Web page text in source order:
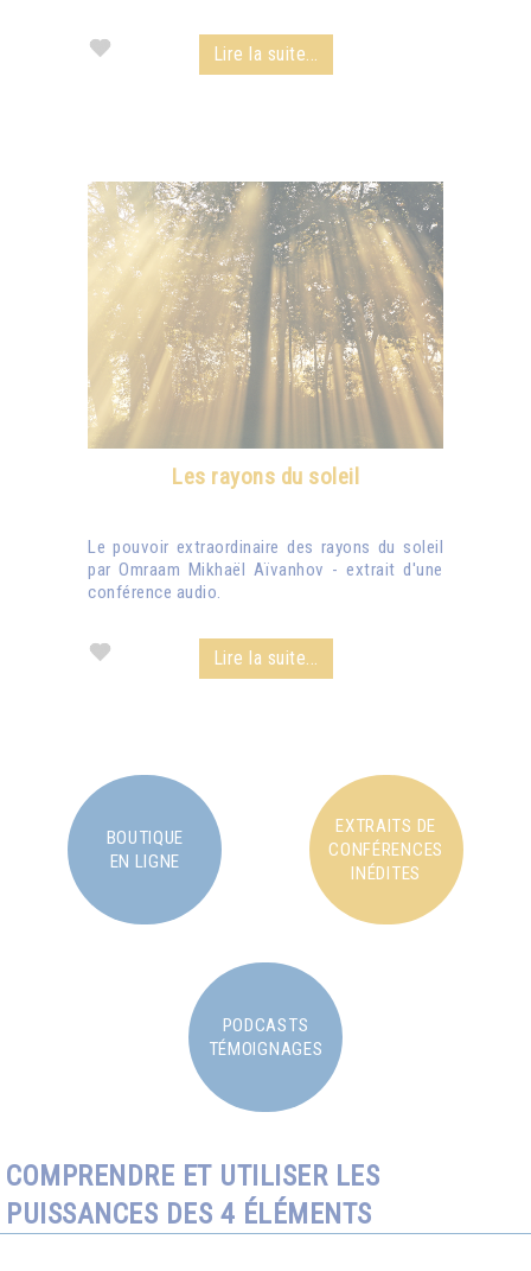
Lire la suite...
Les rayons du soleil
Le pouvoir extraordinaire des rayons du soleil
par Omraam Mikhaël Aïvanhov - extrait d'une
conférence audio.
Lire la suite...
BOUTIQUE
EN LIGNE
EXTRAITS DE
CONFÉRENCES
INÉDITES
PODCASTS
TÉMOIGNAGES
COMPRENDRE ET UTILISER LES
PUISSANCES DES 4 ÉLÉMENTS